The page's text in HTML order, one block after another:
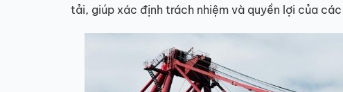
tải, giúp xác định trách nhiệm và quyền lợi của